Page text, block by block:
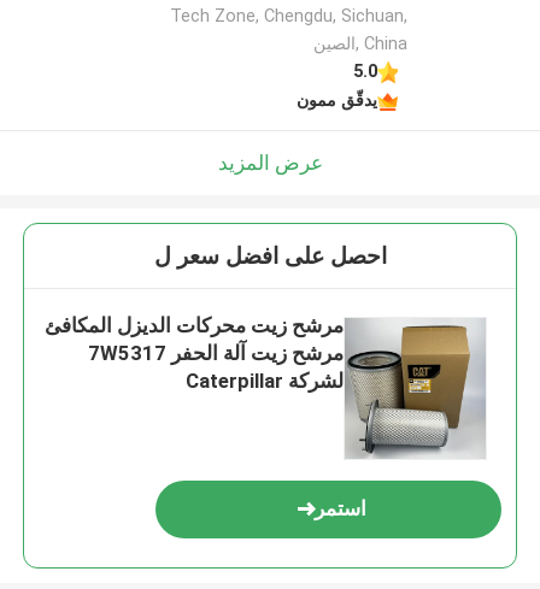
Tech Zone, Chengdu, Sichuan,
China ,الصين
5.0
يدقّق ممون
عرض المزيد
احصل على افضل سعر ل
مرشح زيت محركات الديزل المكافئ
مرشح زيت آلة الحفر 7W5317
لشركة Caterpillar
استمر